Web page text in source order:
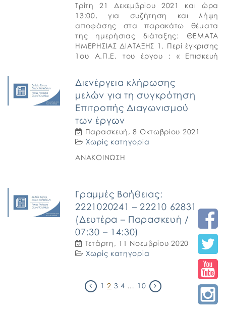
Τρίτη 21 Δεκεμβρίου 2021 και ώρα
13:00, για συζήτηση και λήψη
αποφάσης στα παρακάτω θέματα
της ημερήσιας διάταξης: ΘΕΜΑΤΑ
ΗΜΕΡΗΣΙΑΣ ΔΙΑΤΑΞΗΣ 1. Περί έγκρισης
1ου Α.Π.Ε. του έργου : « Επισκευή
Διενέργεια κλήρωσης
μελών για τη συγκρότηση
Επιτροπής Διαγωνισμού
των έργων
Παρασκευή, 8 Οκτωβρίου 2021
Χωρίς κατηγορία
ΑΝΑΚΟΙΝΩΣΗ
Γραμμές Βοήθειας:
2221020241 – 22210 62831
(Δευτέρα – Παρασκευή /
07:30 – 14:30)
Τετάρτη, 11 Νοεμβρίου 2020
Χωρίς κατηγορία
1 2 3 4 … 10